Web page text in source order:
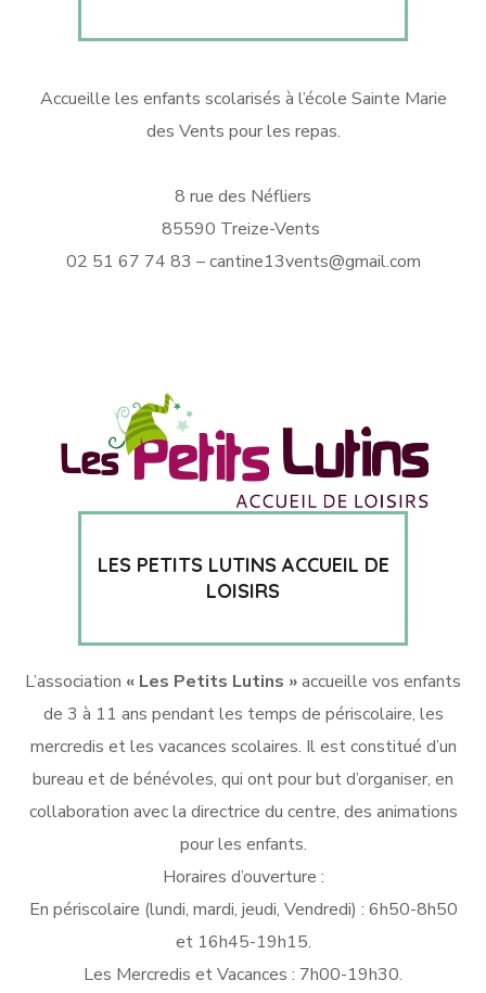
Accueille les enfants scolarisés à l’école Sainte Marie
des Vents pour les repas.
8 rue des Néfliers
85590 Treize-Vents
02 51 67 74 83 – cantine13vents@gmail.com
LES PETITS LUTINS ACCUEIL DE
LOISIRS
L’association « Les Petits Lutins »accueille vos enfants
de 3 à 11 ans pendant les temps de périscolaire, les
mercredis et les vacances scolaires. Il est constitué d’un
bureau et de bénévoles, qui ont pour but d’organiser, en
collaboration avec la directrice du centre, des animations
pour les enfants.
Horaires d’ouverture :
En périscolaire (lundi, mardi, jeudi, Vendredi) : 6h50-8h50
et 16h45-19h15.
Les Mercredis et Vacances : 7h00-19h30.